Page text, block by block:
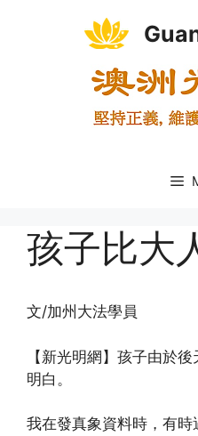
孩子比大
文/加州大法學員
【新光明網】孩子由於
明白。
我在發真象資料時，有